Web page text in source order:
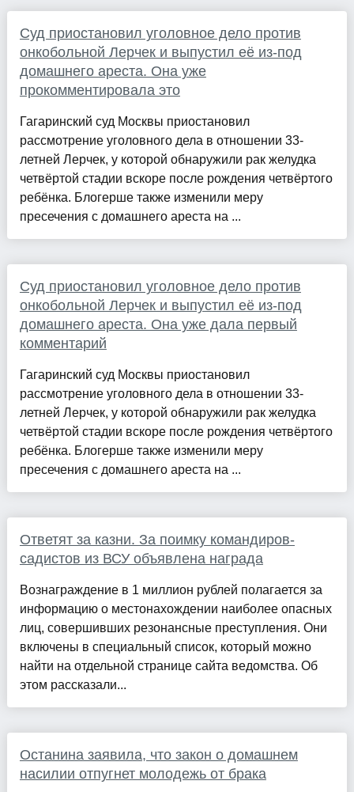
Суд приостановил уголовное дело против
онкобольной Лерчек и выпустил её из-под
домашнего ареста. Она уже
прокомментировала это
Гагаринский суд Москвы приостановил
рассмотрение уголовного дела в отношении 33-
летней Лерчек, у которой обнаружили рак желудка
четвёртой стадии вскоре после рождения четвёртого
ребёнка. Блогерше также изменили меру
пресечения с домашнего ареста на ...
Суд приостановил уголовное дело против
онкобольной Лерчек и выпустил её из-под
домашнего ареста. Она уже дала первый
комментарий
Гагаринский суд Москвы приостановил
рассмотрение уголовного дела в отношении 33-
летней Лерчек, у которой обнаружили рак желудка
четвёртой стадии вскоре после рождения четвёртого
ребёнка. Блогерше также изменили меру
пресечения с домашнего ареста на ...
Ответят за казни. За поимку командиров-
садистов из ВСУ объявлена награда
Вознаграждение в 1 миллион рублей полагается за
информацию о местонахождении наиболее опасных
лиц, совершивших резонансные преступления. Они
включены в специальный список, который можно
найти на отдельной странице сайта ведомства. Об
этом рассказали...
Останина заявила, что закон о домашнем
насилии отпугнет молодежь от брака